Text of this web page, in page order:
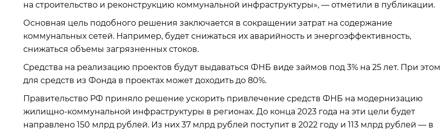
на строительство и реконструкцию коммунальной инфраструктуры», — отметили в публикации.
Основная цель подобного решения заключается в сокращении затрат на содержание
коммунальных сетей. Например, будет снижаться их аварийность и энергоэффективность,
снижаться объемы загрязненных стоков.
Средства на реализацию проектов будут выдаваться ФНБ виде займов под 3% на 25 лет. При этом
для средств из Фонда в проектах может доходить до 80%.
Правительство РФ приняло решение ускорить привлечение средств ФНБ на модернизацию
жилищно-коммунальной инфраструктуры в регионах. До конца 2023 года на эти цели будет
направлено 150 млрд рублей. Из них 37 млрд рублей поступит в 2022 году и 113 млрд рублей — в